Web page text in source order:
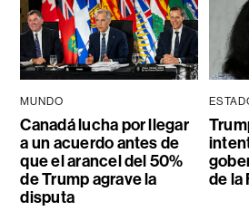
MUNDO
Canadá lucha por llegar
a un acuerdo antes de
que el arancel del 50%
de Trump agrave la
disputa
de la